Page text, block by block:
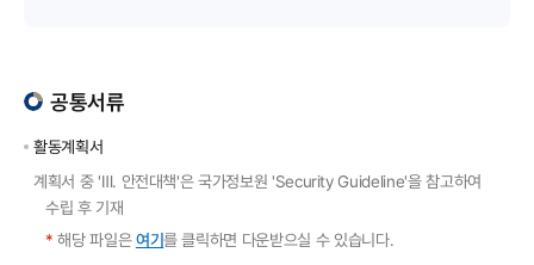
공통서류
활동계획서
계획서 중 'Ⅲ. 안전대책'은 국가정보원 'Security Guideline'을 참고하여
수립 후 기재
* 해당 파일은여기를 클릭하면 다운받으실 수 있습니다.